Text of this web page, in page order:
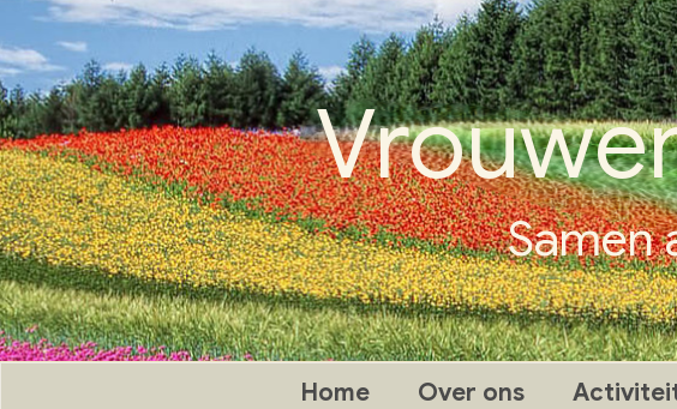
naar
de
inhoud
Samen
Home Over ons